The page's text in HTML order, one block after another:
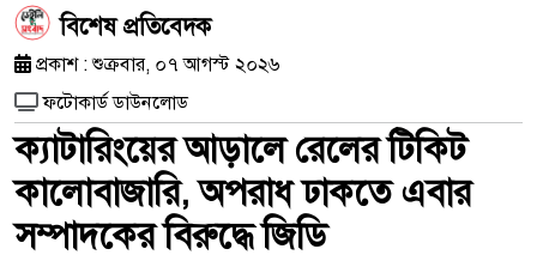
​বিশেষ প্রতিবেদক
প্রকাশ : শুক্রবার, ০৭ আগস্ট ২০২৬
ফটোকার্ড ডাউনলোড
ক্যাটারিংয়ের আড়ালে রেলের টিকিট
কালোবাজারি, অপরাধ ঢাকতে এবার
সম্পাদকের বিরুদ্ধে জিডি